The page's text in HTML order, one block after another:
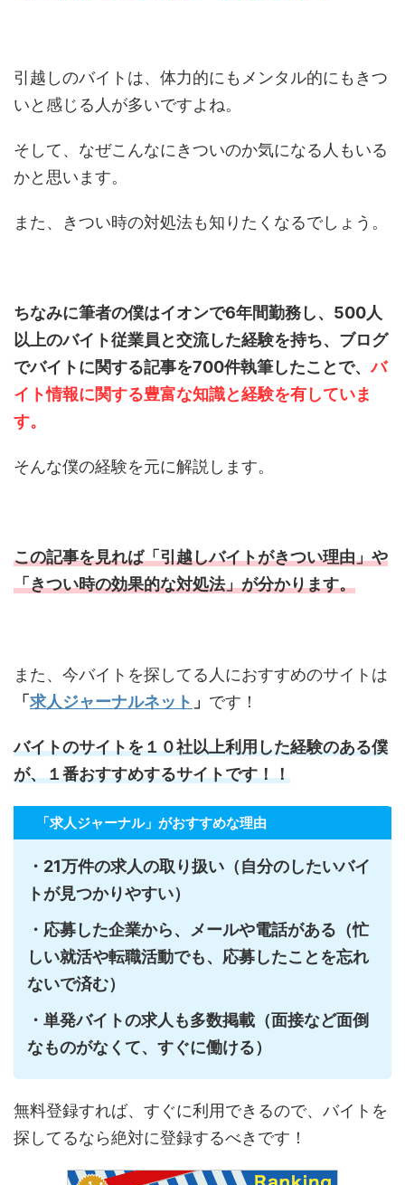
引越しのバイトは、体力的にもメンタル的にもきつ
いと感じる人が多いですよね。
そして、なぜこんなにきついのか気になる人もいる
かと思います。
また、きつい時の対処法も知りたくなるでしょう。
ちなみに筆者の僕はイオンで6年間勤務し、500人
以上のバイト従業員と交流した経験を持ち、ブログ
でバイトに関する記事を700件執筆したことで、バ
イト情報に関する豊富な知識と経験を有していま
す。
そんな僕の経験を元に解説します。
この記事を見れば「引越しバイトがきつい理由」や
「きつい時の効果的な対処法」が分かります。
また、今バイトを探してる人におすすめのサイトは
「 求人ジャーナルネット 」 です！
バイトのサイトを１０社以上利用した経験のある僕
が、１番おすすめするサイトです！！
「求人ジャーナル」がおすすめな理由
・21万件の求人の取り扱い（自分のしたいバイ
トが見つかりやすい）
・応募した企業から、メールや電話がある（忙
しい就活や転職活動でも、応募したことを忘れ
ないで済む）
・単発バイトの求人も多数掲載（面接など面倒
なものがなくて、すぐに働ける）
無料登録すれば、すぐに利用できるので、バイトを
探してるなら絶対に登録するべきです！